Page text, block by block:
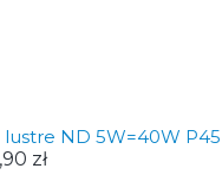
ND 5W=40W P45
zł